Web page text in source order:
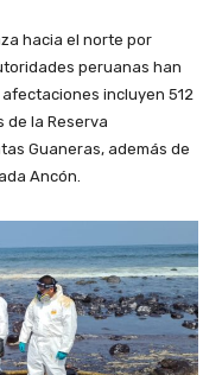
hacia el norte por
peruanas han
incluyen 512
de la Reserva
Guaneras, además de
Ancón.